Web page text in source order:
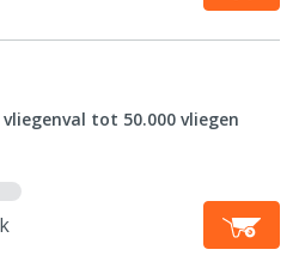
vliegenval tot 50.000 vliegen